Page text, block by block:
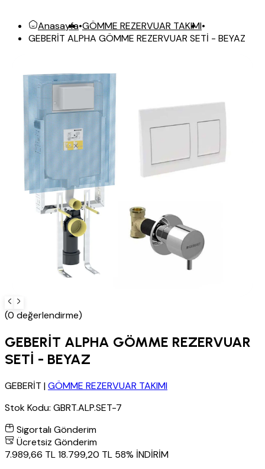
Anasayfa•GÖMME REZERVUAR TAKIMI•
GEBERİT ALPHA GÖMME REZERVUAR SETİ - BEYAZ
(0 değerlendirme)
GEBERİT ALPHA GÖMME REZERVUAR
SETİ - BEYAZ
GEBERİT |GÖMME REZERVUAR TAKIMI
Stok Kodu: GBRT.ALP.SET-7
Sigortalı Gönderim
Ücretsiz Gönderim
7.989,66 TL18.799,20 TL 58% İNDİRİM